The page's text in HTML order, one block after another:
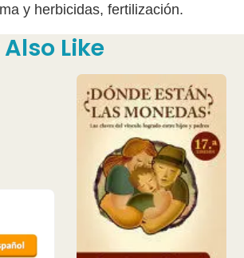
y herbicidas, fertilización.
Like